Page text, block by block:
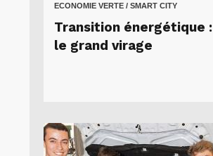
ECONOMIE VERTE / SMART CITY
Transition énergétique :
le grand virage